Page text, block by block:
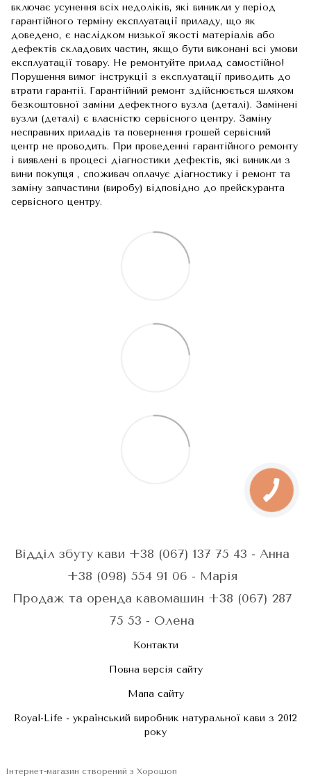
включає усунення всіх недоліків, які виникли у період
гарантійного терміну експлуатації приладу, що як
доведено, є наслідком низької якості матеріалів або
дефектів складових частин, якщо бути виконані всі умови
експлуатації товару. Не ремонтуйте прилад самостійно!
Порушення вимог інструкції з експлуатації приводить до
втрати гарантії. Гарантійний ремонт здійснюється шляхом
безкоштовної заміни дефектного вузла (деталі). Замінені
вузли (деталі) є власністю сервісного центру. Заміну
несправних приладів та повернення грошей сервісний
центр не проводить. При проведенні гарантійного ремонту
і виявлені в процесі діагностики дефектів, які виникли з
вини покупця , споживач оплачує діагностику і ремонт та
заміну запчастини (виробу) відповідно до прейскуранта
сервісного центру.
Відділ збуту кави +38 (067) 137 75 43 - Анна
+38 (098) 554 91 06 - Марія
Продаж та оренда кавомашин +38 (067) 287
75 53 - Олена
Контакти
Повна версія сайту
Мапа сайту
Royal-Life - український виробник натуральної кави з 2012
року
Інтернет-магазин створений з Хорошоп